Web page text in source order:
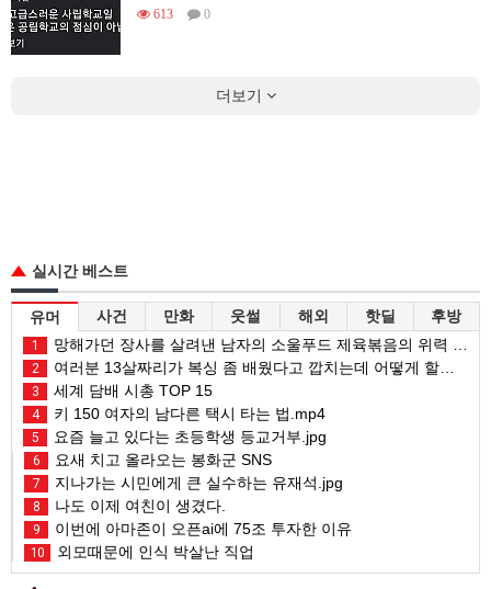
613
0
더보기
실시간 베스트
유머 사건 만화 웃썰 해외 핫딜 후방
1 망해가던 장사를 살려낸 남자의 소울푸드 제육볶음의 위력 ㅋㅋ
2 여러분 13살짜리가 복싱 좀 배웠다고 깝치는데 어떻게 할까요?
3 세계 담배 시총 TOP 15
4 키 150 여자의 남다른 택시 타는 법.mp4
5 요즘 늘고 있다는 초등학생 등교거부.jpg
6 요새 치고 올라오는 봉화군 SNS
7 지나가는 시민에게 큰 실수하는 유재석.jpg
8 나도 이제 여친이 생겼다.
9 이번에 아마존이 오픈ai에 75조 투자한 이유
10 외모때문에 인식 박살난 직업